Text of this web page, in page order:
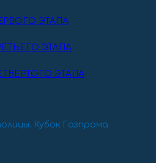
ЭТАПА
ЭТАПА
ЭТАПА
Кубок Газпрома